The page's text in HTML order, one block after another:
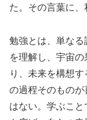
た。その言葉に、
勉強とは、単なる
を理解し、宇宙
り、未来を構想
の過程そのもの
はない。学ぶこ